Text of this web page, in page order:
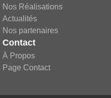
Nos Réalisations
Actualités
Nos partenaires
Contact
À Propos
Page Contact